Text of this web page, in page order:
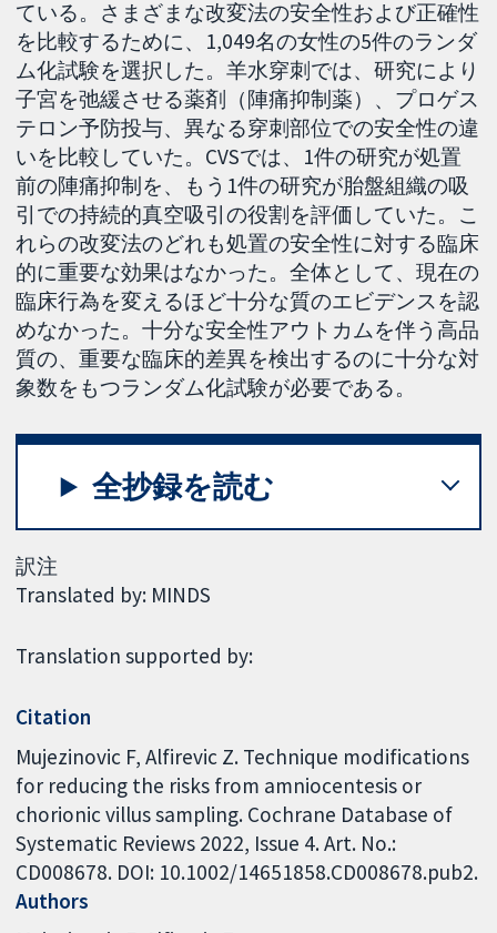
ている。さまざまな改変法の安全性および正確性
を比較するために、1,049名の女性の5件のランダ
ム化試験を選択した。羊水穿刺では、研究により
子宮を弛緩させる薬剤（陣痛抑制薬）、プロゲス
テロン予防投与、異なる穿刺部位での安全性の違
いを比較していた。CVSでは、1件の研究が処置
前の陣痛抑制を、もう1件の研究が胎盤組織の吸
引での持続的真空吸引の役割を評価していた。こ
れらの改変法のどれも処置の安全性に対する臨床
的に重要な効果はなかった。全体として、現在の
臨床行為を変えるほど十分な質のエビデンスを認
めなかった。十分な安全性アウトカムを伴う高品
質の、重要な臨床的差異を検出するのに十分な対
象数をもつランダム化試験が必要である。
全抄録を読む
訳注
Translated by: MINDS
Translation supported by:
Citation
Mujezinovic F, Alfirevic Z. Technique modifications
for reducing the risks from amniocentesis or
chorionic villus sampling. Cochrane Database of
Systematic Reviews 2022, Issue 4. Art. No.:
CD008678. DOI: 10.1002/14651858.CD008678.pub2.
Authors